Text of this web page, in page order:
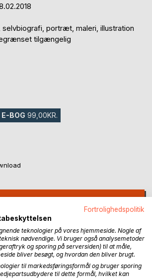
portræt, maleri, illustration
tilgængelig
E-BOG 99,00KR.
Fortrolighedspolitik
teknologier på vores hjemmeside. Nogle af
nødvendige. Vi bruger også analysemetoder
og sporing på serversiden) til at måle,
bliver besøgt, og hvordan den bliver brugt.
til markedsføringsformål og bruger sporing
til dette formål, hvilket kan